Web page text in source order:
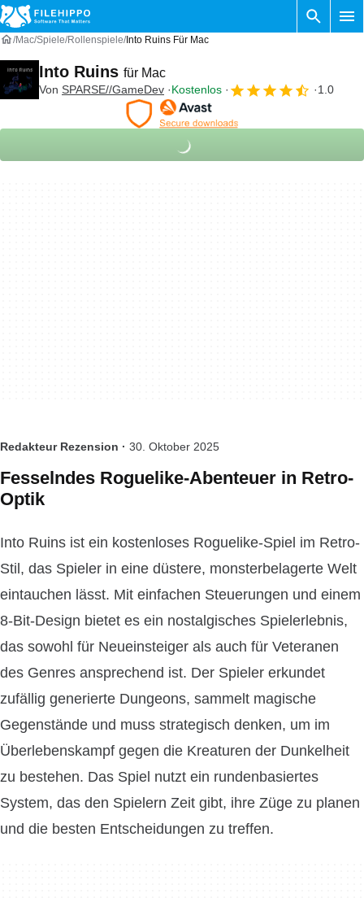
Mac Spiele Rollenspiele Into Ruins Für Mac
Into Ruins für Mac
Von SPARSE//GameDev Kostenlos 1.0
Redakteur Rezension · 30. Oktober 2025
Fesselndes Roguelike-Abenteuer in Retro-
Optik
Into Ruins ist ein kostenloses Roguelike-Spiel im Retro-
Stil, das Spieler in eine düstere, monsterbelagerte Welt
eintauchen lässt. Mit einfachen Steuerungen und einem
8-Bit-Design bietet es ein nostalgisches Spielerlebnis,
das sowohl für Neueinsteiger als auch für Veteranen
des Genres ansprechend ist. Der Spieler erkundet
zufällig generierte Dungeons, sammelt magische
Gegenstände und muss strategisch denken, um im
Überlebenskampf gegen die Kreaturen der Dunkelheit
zu bestehen. Das Spiel nutzt ein rundenbasiertes
System, das den Spielern Zeit gibt, ihre Züge zu planen
und die besten Entscheidungen zu treffen.